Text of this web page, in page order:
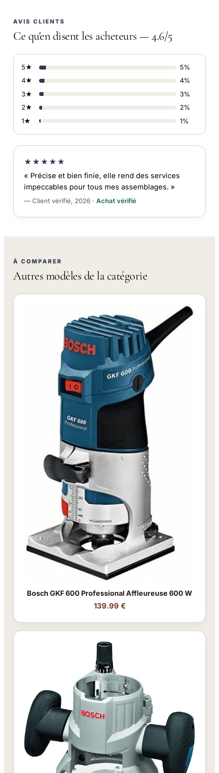
AVIS CLIENTS
Ce qu'en disent les acheteurs — 4.6/5
5★
5%
4★
4%
3★
3%
2★
2%
1★
1%
★★★★★
« Précise et bien finie, elle rend des services
impeccables pour tous mes assemblages. »
— Client vérifié, 2026 · Achat vérifié
À COMPARER
Autres modèles de la catégorie
Bosch GKF 600 Professional Affleureuse 600 W
139.99 €